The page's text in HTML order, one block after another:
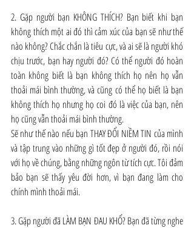
2. Gặp người bạn KHÔNG THÍCH? Bạn biết khi bạn
không thích một ai đó thì cảm xúc của bạn sẽ như thế
nào không? Chắc chắn là tiêu cực, và ai sẽ là người khó
chịu trước, bạn hay người đó? Có thể người đó hoàn
toàn không biết là bạn không thích họ nên họ vẫn
thoải mái bình thường, và cũng có thể họ biết là bạn
không thích họ nhưng họ coi đó là việc của bạn, nên
họ cũng vẫn thoải mái bình thường.
Sẽ như thế nào nếu bạn THAY ĐỔI NIỀM TIN của mình
và tập trung vào những gì tốt đẹp ở người đó, rồi nói
với họ về chúng, bằng những ngôn từ tích cực. Tôi đảm
bảo bạn sẽ thấy yêu đời hơn, vì bạn đang làm cho
chính mình thoải mái.
3. Gặp người đã LÀM BẠN ĐAU KHỔ? Bạn đã từng nghe